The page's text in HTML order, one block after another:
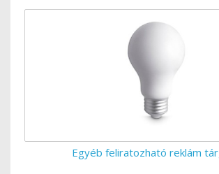
Egyéb feliratozható reklám